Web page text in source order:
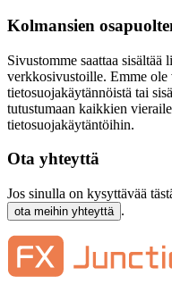
Kolmansien
Sivustomme saattaa
verkkosivustoille. Emme ole
tietosuojakäytännöistä tai
tutustumaan kaikkien
tietosuojakäytäntöihin.
Ota yhteyttä
Jos sinulla on kysyttävää
ota meihin yhteyttä .